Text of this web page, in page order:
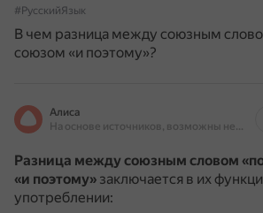
#РусскийЯзык
В чем разница между союзным
союзом «и поэтому»?
Алиса
На основе источников, возможны неточности
Разница между союзным словом
«и поэтому» заключается в их
употреблении: